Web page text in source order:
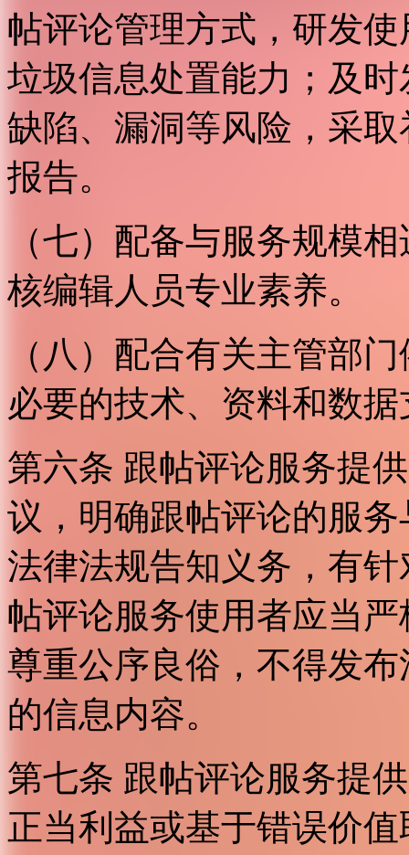
帖评论管理方式，研发
垃圾信息处置能力；及
缺陷、漏洞等风险，采
报告。
（七）配备与服务规模
核编辑人员专业素养。
（八）配合有关主管部
必要的技术、资料和数
第六条 跟帖评论服务提
议，明确跟帖评论的服
法律法规告知义务，有
帖评论服务使用者应当
尊重公序良俗，不得发
的信息内容。
第七条 跟帖评论服务提
正当利益或基于错误价